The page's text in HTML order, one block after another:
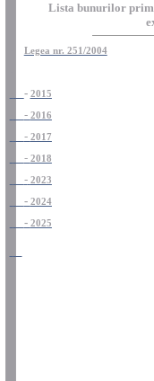
Lista bunurilor
Legea nr. 251/2004
- 2015
- 2016
- 2017
- 2018
- 2023
- 2024
- 2025